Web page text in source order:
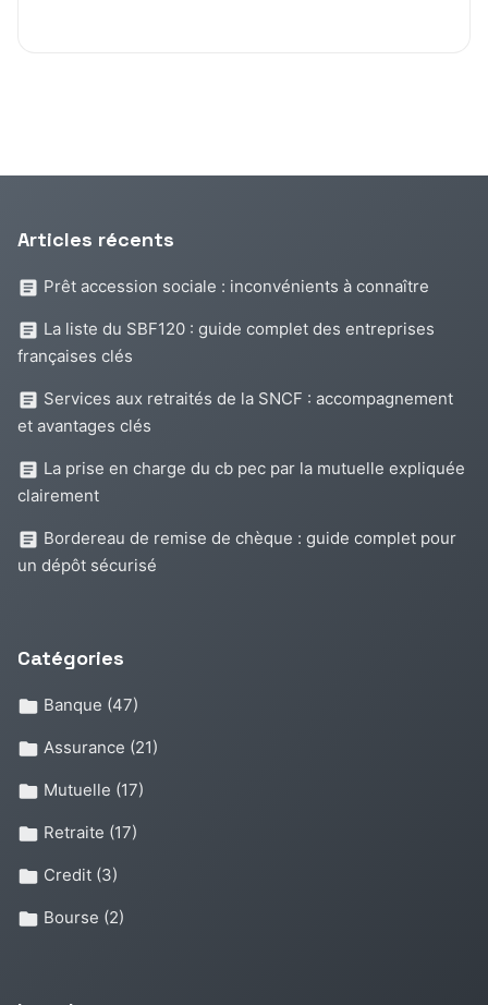
Articles récents
Prêt accession sociale : inconvénients à connaître
La liste du SBF120 : guide complet des entreprises
françaises clés
Services aux retraités de la SNCF : accompagnement
et avantages clés
La prise en charge du cb pec par la mutuelle expliquée
clairement
Bordereau de remise de chèque : guide complet pour
un dépôt sécurisé
Catégories
Banque (47)
Assurance (21)
Mutuelle (17)
Retraite (17)
Credit (3)
Bourse (2)